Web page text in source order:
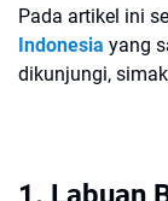
Pada artikel ini
Indonesia yang
dikunjungi,